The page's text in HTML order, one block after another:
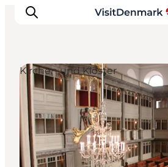
Inspiration
Regionen
Erlebnisse
Unterkünfte
Kirchen und Klöster